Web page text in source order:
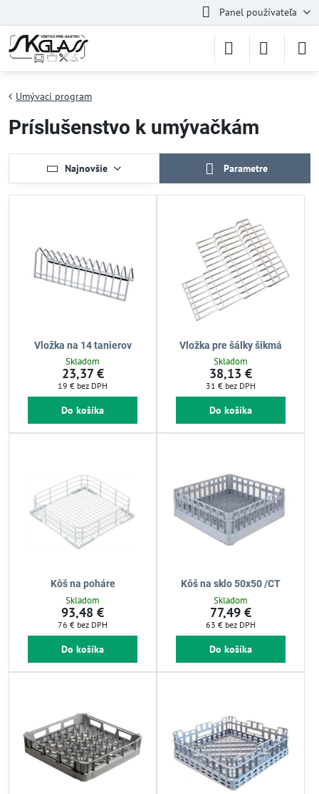
Panel používateľa
Umývaci program
Príslušenstvo k umývačkám
Najnovšie Parametre
Vložka na 14 tanierov
Skladom
23,37 €
19 € bez DPH
Do košíka
Vložka pre šálky šikmá
Skladom
38,13 €
31 € bez DPH
Do košíka
Kôš na poháre
Skladom
93,48 €
76 € bez DPH
Do košíka
Kôš na sklo 50x50 /CT
Skladom
77,49 €
63 € bez DPH
Do košíka